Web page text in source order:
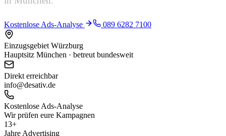
Kostenlose Ads-Analyse 089 6282 7100
Einzugsgebiet Würzburg
Hauptsitz München · betreut bundesweit
Direkt erreichbar
info@desativ.de
Kostenlose Ads-Analyse
Wir prüfen eure Kampagnen
13+
Jahre Advertising